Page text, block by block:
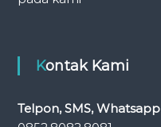
Kontak Kami
Telpon, SMS, Whatsapp